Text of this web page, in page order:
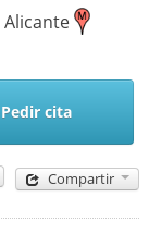
Alicante
Pedir cita
Compartir